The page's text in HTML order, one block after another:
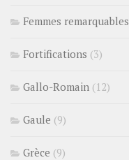
Femmes remarquables
Fortifications (3)
Gallo-Romain (12)
Gaule (9)
Grèce (9)